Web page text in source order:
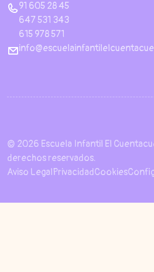
91 605 28 45
647 531 343
615 978 571
© 2026 Escuela Infantil El
derechos reservados.
Aviso LegalPrivacidadCookies